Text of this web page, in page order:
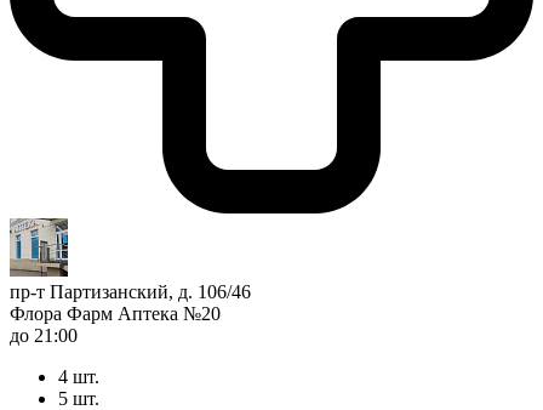
пр-т Партизанский, д. 106/46
Флора Фарм Аптека №20
до 21:00
4 шт.
5 шт.